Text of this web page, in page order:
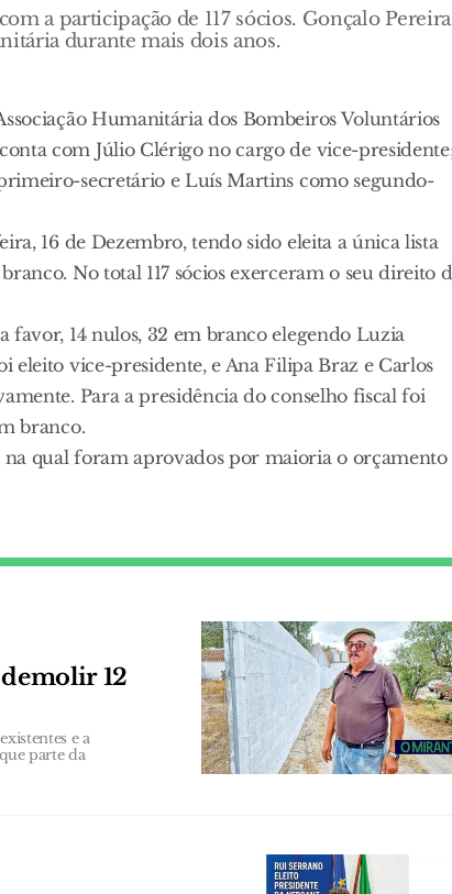
a participação de 117 sócios. Gonçalo Pereira
durante mais dois anos.
Humanitária dos Bombeiros Voluntários
com Júlio Clérigo no cargo de vice-
secretário e Luís Martins como segundo-
16 de Dezembro, tendo sido eleita a única lista
No total 117 sócios exerceram o seu direito
favor, 14 nulos, 32 em branco elegendo Luzia
eleito vice-presidente, e Ana Filipa Braz e Carlos
Para a presidência do conselho fiscal foi
branco.
qual foram aprovados por maioria o orçamento
12
e a
parte da